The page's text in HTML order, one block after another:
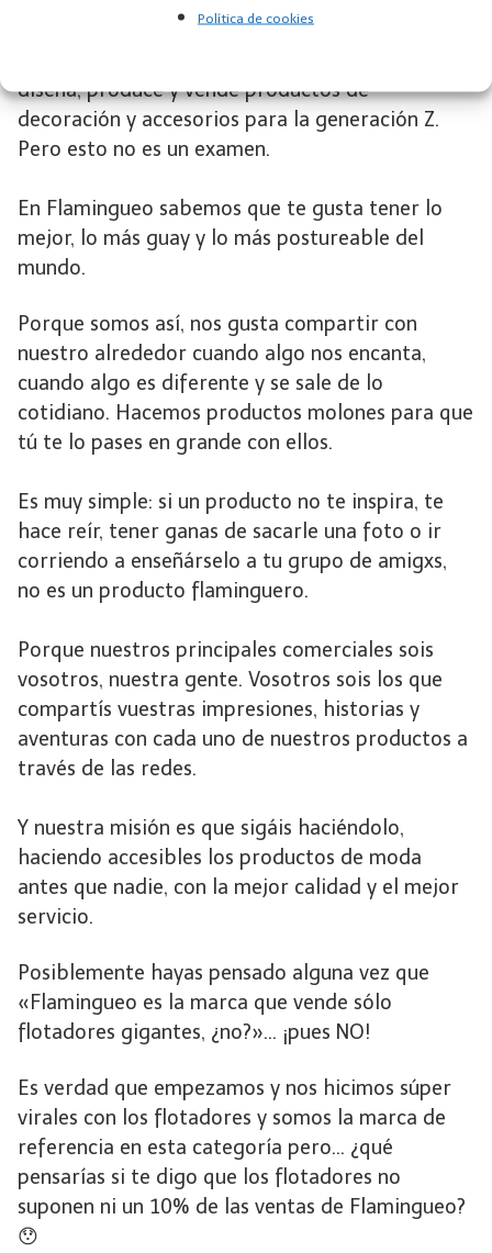
Política de cookies
Como respuesta de examen podríamos decir que
diseña, produce y vende productos de
decoración y accesorios para la generación Z.
Pero esto no es un examen.
En Flamingueo sabemos que te gusta tener lo
mejor, lo más guay y lo más postureable del
mundo.
Porque somos así, nos gusta compartir con
nuestro alrededor cuando algo nos encanta,
cuando algo es diferente y se sale de lo
cotidiano. Hacemos productos molones para que
tú te lo pases en grande con ellos.
Es muy simple: si un producto no te inspira, te
hace reír, tener ganas de sacarle una foto o ir
corriendo a enseñárselo a tu grupo de amigxs,
no es un producto flaminguero.
Porque nuestros principales comerciales sois
vosotros, nuestra gente. Vosotros sois los que
compartís vuestras impresiones, historias y
aventuras con cada uno de nuestros productos a
través de las redes.
Y nuestra misión es que sigáis haciéndolo,
haciendo accesibles los productos de moda
antes que nadie, con la mejor calidad y el mejor
servicio.
Posiblemente hayas pensado alguna vez que
«Flamingueo es la marca que vende sólo
flotadores gigantes, ¿no?»… ¡pues NO!
Es verdad que empezamos y nos hicimos súper
virales con los flotadores y somos la marca de
referencia en esta categoría pero… ¿qué
pensarías si te digo que los flotadores no
suponen ni un 10% de las ventas de Flamingueo?
😯